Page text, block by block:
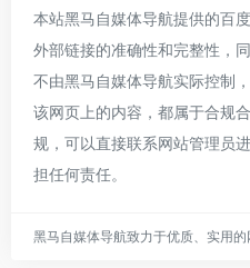
本站黑马自媒体导航提供的百
外部链接的准确性和完整性，
不由黑马自媒体导航实际控制
该网页上的内容，都属于合规
规，可以直接联系网站管理员
担任何责任。
黑马自媒体导航致力于优质、实用的